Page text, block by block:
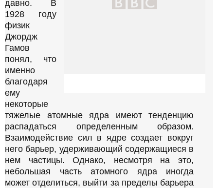
t
A
p
p
-
к
а
н
ц
и
с
т
давно. В
1928 году
физик
Джордж
Гамов
понял, что
именно
благодаря
ему
некоторые
тяжелые атомные ядра имеют тенденцию
распадаться определенным образом.
Взаимодействие сил в ядре создает вокруг
него барьер, удерживающий содержащиеся в
нем частицы. Однако, несмотря на это,
небольшая часть атомного ядра иногда
может отделиться, выйти за пределы барьера